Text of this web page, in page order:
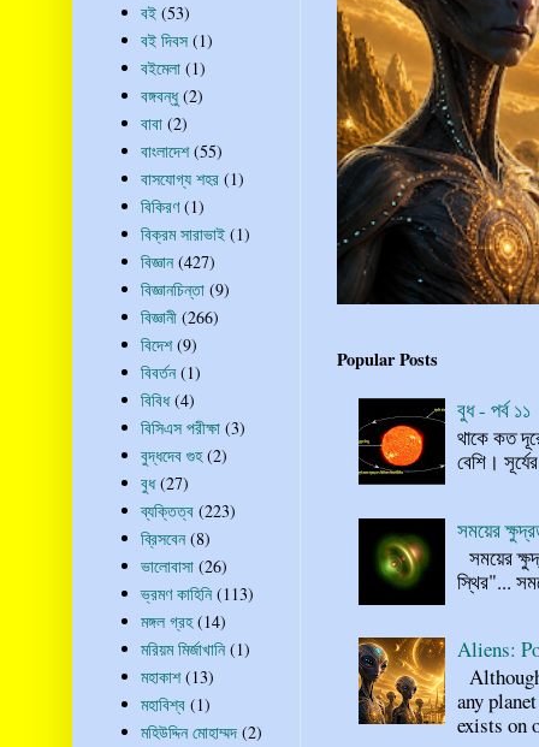
Popular Posts
বুধ - পর্ব ১১
থাকে কত
বেশি।
সময়ের
সময়ের
স্থির"...
Aliens:
any
exists on
বই (53)
বই দিবস (1)
বইমেলা (1)
বঙ্গবন্ধু (2)
বাবা (2)
বাংলাদেশ (55)
বাসযোগ্য শহর (1)
বিকিরণ (1)
বিক্রম সারাভাই (1)
বিজ্ঞান (427)
বিজ্ঞানচিন্তা (9)
বিজ্ঞানী (266)
বিদেশ (9)
বিবর্তন (1)
বিবিধ (4)
বিসিএস পরীক্ষা (3)
বুদ্ধদেব গুহ (2)
বুধ (27)
ব্যক্তিত্ব (223)
ব্রিসবেন (8)
ভালোবাসা (26)
ভ্রমণ কাহিনি (113)
মঙ্গল গ্রহ (14)
মরিয়ম মির্জাখানি (1)
মহাকাশ (13)
মহাবিশ্ব (1)
মহিউদ্দিন মোহাম্মদ (2)